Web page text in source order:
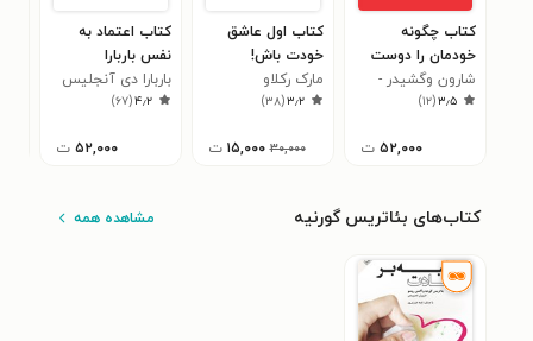
کتاب چگونه
خودمان را دوست
بداریم
شارون وگشیدر -
کروز۳٫۵(۱۲)
۵۲,۰۰۰ ت
کتاب اول عاشق
خودت باش!
مارک رکلاو
۳٫۲(۳۸)
۳۰,۰۰۰ ۱۵,۰۰۰ ت
کتاب اعتماد به
نفس باربارا
باربارا دی آنجلیس
۴٫۲(۶۷)
۵۲,۰۰۰ ت
کتاب‌های بئاتریس گورنیه مشاهده همه